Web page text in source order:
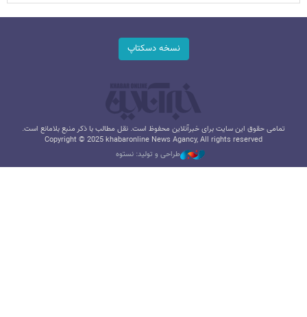
نسخه دسکتاپ
تمامی حقوق این سایت برای خبرآنلاین محفوظ است. نقل مطالب با ذکر منبع بلامانع است.
Copyright © 2025 khabaronline News Agancy, All rights reserved
طراحی و تولید: نستوه